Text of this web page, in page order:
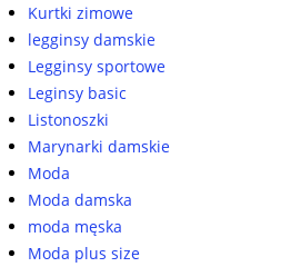
Kurtki zimowe
legginsy damskie
Legginsy sportowe
Leginsy basic
Listonoszki
Marynarki damskie
Moda
Moda damska
moda męska
Moda plus size